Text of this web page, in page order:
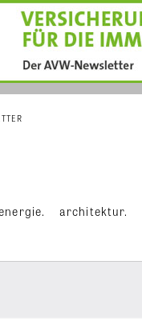
architektur.